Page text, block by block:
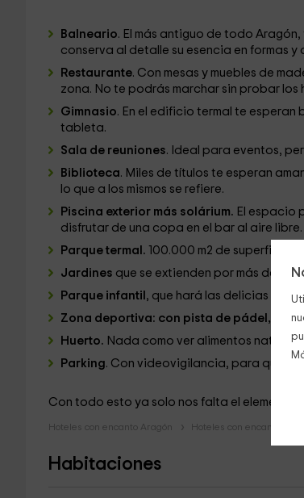
Balneario. El más antiguo de todo
conserva al detalle su esencia en formas
Restaurante. Con mesas y muebles de
zona. No te podrás marchar sin probar los
Gimnasio. En el edificio termal te
tableta.
Sala de reuniones. Ideal para eventos,
Biblioteca. Miles de títulos te esperan
lo que a los mismos se refiere.
Piscina exterior más solárium. El espacio
disfrutar de una copa en el bar al aire libre.
Parque termal. 100.000 m2 de superficie a
Jardines que se extienden por más de
Parque infantil , que hará las delicias de
Zona deportiva: con pista de pádel,
Huerto. Nada como ver alimentos
Parking. Con videovigilancia, para que
Con todo esto ya solo nos falta el elemento
Hoteles con encanto Aragón Hoteles con encanto
Habitaciones